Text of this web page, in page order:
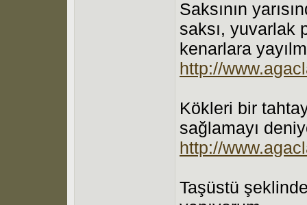
Saksının
saksı, yuvarlak
kenarlara
http://
Kökleri bir
sağlamayı
http://
Taşüstü